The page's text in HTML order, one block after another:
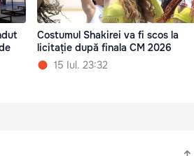
Costumul Shakirei va fi scos la
licitație după finala CM 2026
15 Iul. 23:32